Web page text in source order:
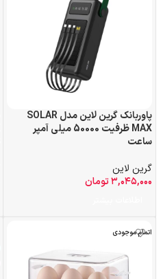
پاوربانک گرین لاین مدل SOLAR
MAX ظرفیت 50000 میلی آمپر
ساعت
گرین لاین
۳,۰۴۵,۰۰۰تومان
اتمام موجودی